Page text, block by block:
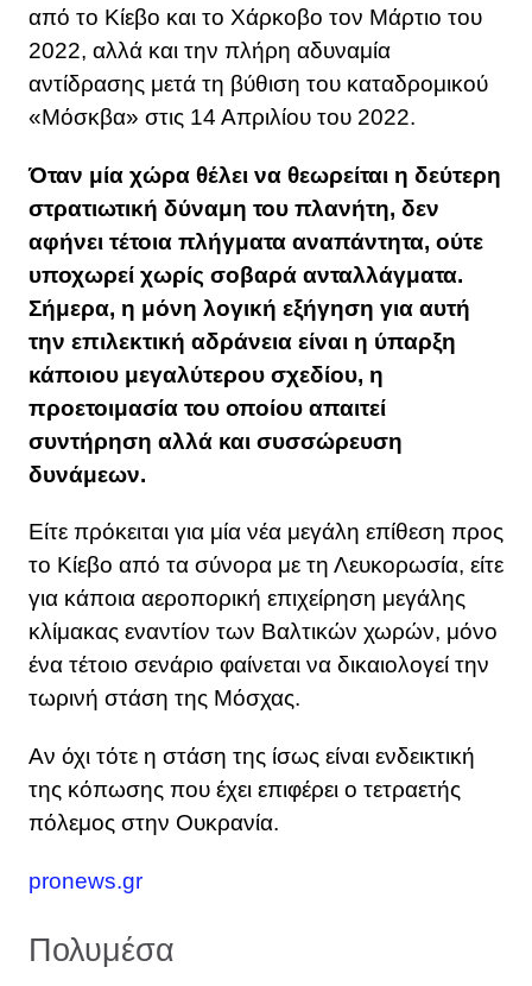
από το Κίεβο και το Χάρκοβο τον Μάρτιο του
2022, αλλά και την πλήρη αδυναμία
αντίδρασης μετά τη βύθιση του καταδρομικού
«Μόσκβα» στις 14 Απριλίου του 2022.
Όταν μία χώρα θέλει να θεωρείται η δεύτερη
στρατιωτική δύναμη του πλανήτη, δεν
αφήνει τέτοια πλήγματα αναπάντητα, ούτε
υποχωρεί χωρίς σοβαρά ανταλλάγματα.
Σήμερα, η μόνη λογική εξήγηση για αυτή
την επιλεκτική αδράνεια είναι η ύπαρξη
κάποιου μεγαλύτερου σχεδίου, η
προετοιμασία του οποίου απαιτεί
συντήρηση αλλά και συσσώρευση
δυνάμεων.
Είτε πρόκειται για μία νέα μεγάλη επίθεση προς
το Κίεβο από τα σύνορα με τη Λευκορωσία, είτε
για κάποια αεροπορική επιχείρηση μεγάλης
κλίμακας εναντίον των Βαλτικών χωρών, μόνο
ένα τέτοιο σενάριο φαίνεται να δικαιολογεί την
τωρινή στάση της Μόσχας.
Αν όχι τότε η στάση της ίσως είναι ενδεικτική
της κόπωσης που έχει επιφέρει ο τετραετής
πόλεμος στην Ουκρανία.
pronews.gr
Πολυμέσα